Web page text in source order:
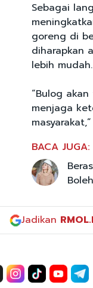
Sebagai
goreng di
diharapkan
lebih mudah.
“Bulog
menjaga
BACA JUGA:
Jadikan